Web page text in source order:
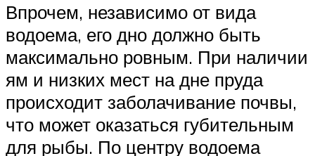
Впрочем, независимо от вида
водоема, его дно должно быть
максимально ровным. При наличии
ям и низких мест на дне пруда
происходит заболачивание почвы,
что может оказаться губительным
для рыбы. По центру водоема